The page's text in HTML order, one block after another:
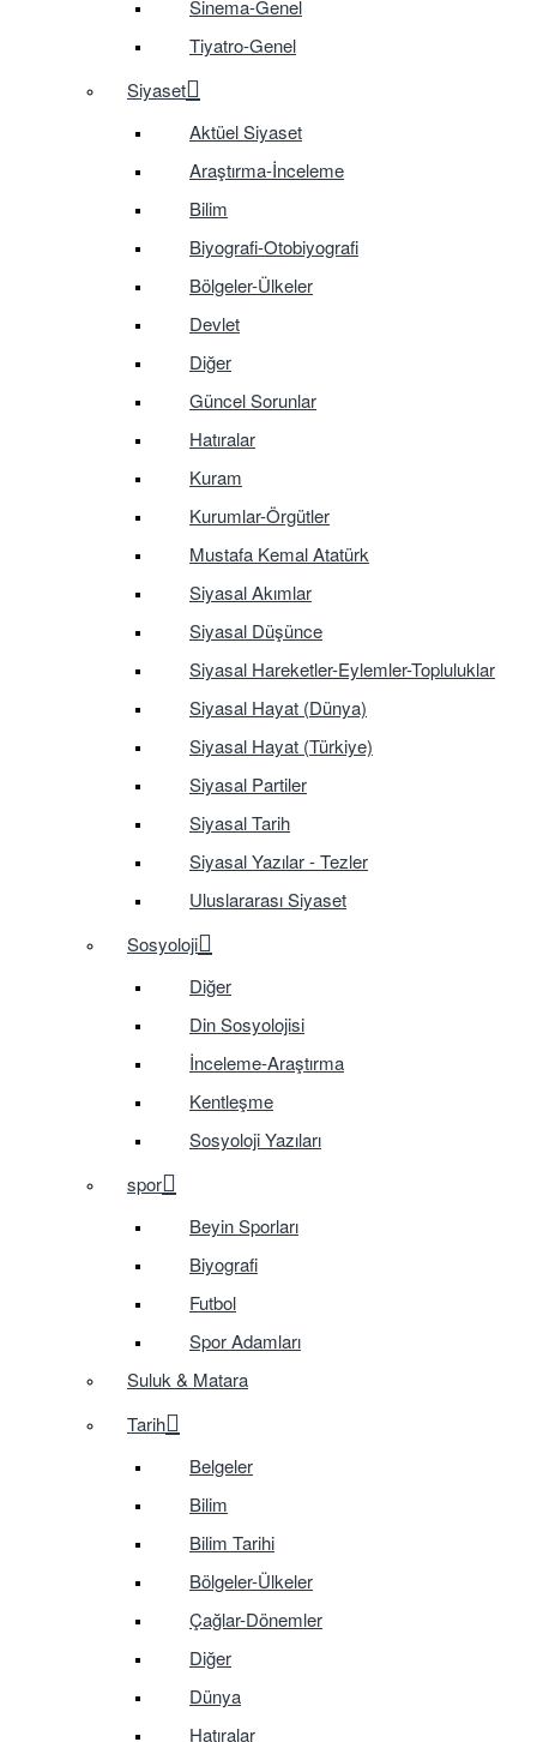
Sinema-Genel
Tiyatro-Genel
Siyaset
Aktüel Siyaset
Araştırma-İnceleme
Bilim
Biyografi-Otobiyografi
Bölgeler-Ülkeler
Devlet
Diğer
Güncel Sorunlar
Hatıralar
Kuram
Kurumlar-Örgütler
Mustafa Kemal Atatürk
Siyasal Akımlar
Siyasal Düşünce
Siyasal Hareketler-Eylemler-Topluluklar
Siyasal Hayat (Dünya)
Siyasal Hayat (Türkiye)
Siyasal Partiler
Siyasal Tarih
Siyasal Yazılar - Tezler
Uluslararası Siyaset
Sosyoloji
Diğer
Din Sosyolojisi
İnceleme-Araştırma
Kentleşme
Sosyoloji Yazıları
spor
Beyin Sporları
Biyografi
Futbol
Spor Adamları
Suluk & Matara
Tarih
Belgeler
Bilim
Bilim Tarihi
Bölgeler-Ülkeler
Çağlar-Dönemler
Diğer
Dünya
Hatıralar